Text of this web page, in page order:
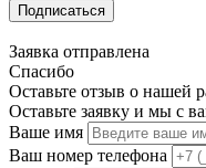
Подписаться
Заявка отправлена
Спасибо
Оставьте отзыв о нашей
Оставьте заявку и мы с
Ваше имя
Ваш номер телефона